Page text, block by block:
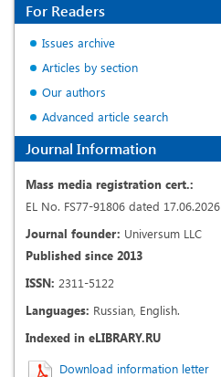
For Readers
Issues archive
Articles by section
Our authors
Advanced article search
Journal Information
Mass media registration cert.:
EL No. FS77-91806 dated 17.06.2026
Journal founder: Universum LLC
Published since 2013
ISSN: 2311-5122
Languages: Russian, English.
Indexed in eLIBRARY.RU
Download information letter